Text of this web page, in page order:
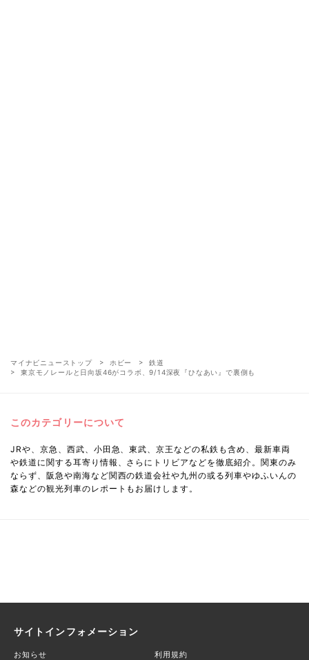
マイナビニューストップ ホビー
鉄道
東京モノレールと日向坂46がコラボ、9/14深夜『ひなあい』で裏側も
このカテゴリーについて
JRや、京急、西武、小田急、東武、京王などの私鉄も含め、最新車両
や鉄道に関する耳寄り情報、さらにトリビアなどを徹底紹介。関東のみ
ならず、阪急や南海など関西の鉄道会社や九州の或る列車やゆふいんの
森などの観光列車のレポートもお届けします。
サイトインフォメーション
お知らせ 利用規約